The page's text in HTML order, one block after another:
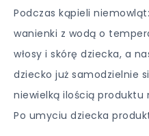
Podczas kąpieli
wanienki z wodą o
włosy i skórę dziecka, a
dziecko już samodzielnie
niewielką ilością produktu
Po umyciu dziecka